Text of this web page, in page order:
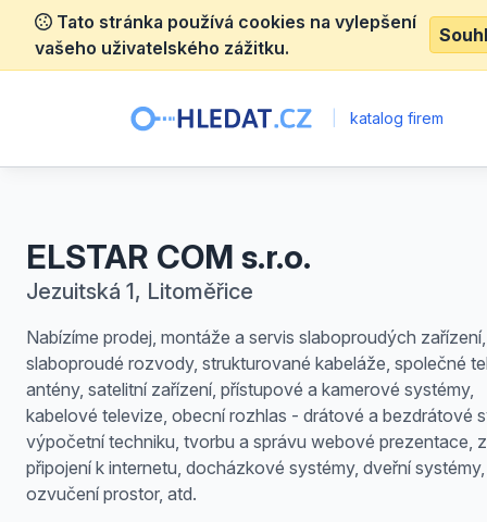
Tato stránka používá cookies na vylepšení
vašeho uživatelského zážitku.
katalog firem
ELSTAR COM s.r.o.
Jezuitská 1, Litoměřice
Nabízíme prodej, montáže a servis slaboproudých zařízení,
slaboproudé rozvody, strukturované kabeláže, společné
antény, satelitní zařízení, přístupové a kamerové systémy,
kabelové televize, obecní rozhlas - drátové a bezdrátové
výpočetní techniku, tvorbu a správu webové prezentace,
připojení k internetu, docházkové systémy, dveřní systémy,
ozvučení prostor, atd.